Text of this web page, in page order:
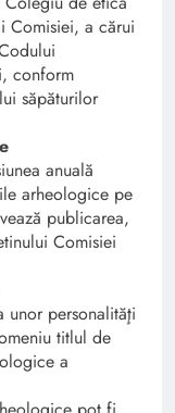
Comisiei, a cărui
conform
săpăturilor
anuală
arheologice pe
publicarea,
Comisiei
unor personalităţi
titlul de
a